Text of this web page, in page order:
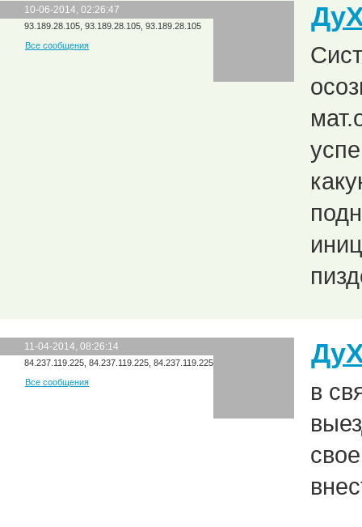
10-06-2014, 02:26:47
93.189.28.105, 93.189.28.105, 93.189.28.105
Все сообщения
11-04-2014, 08:26:14
84.237.119.225, 84.237.119.225, 84.237.119.225
Все сообщения
в